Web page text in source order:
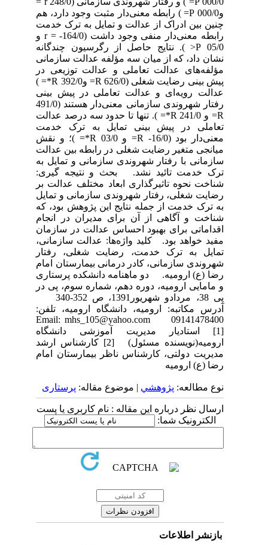
و000/0 P= ) رابطه معنی‌دار مثبت وجود دارد، هم
چنین بین ادراک از عدالت و تمایل به ترک خدمت
رابطه معنی‌دار منفی وجود داشت (164/0- = r و
05/0 P< ). نتایج حاصل از رگرسیون چندگانه
نشان داد، که از میان سه مؤلفه عدالت سازمانی
مؤلفه‌های عدالت تعاملی و عدالت توزیعی در
پیش بینی رضایت شغلی (626/0 R= و392/0 R*= )
عدالت رویه‌ای و عدالت تعاملی در پیش بینی
رفتار شهروندی سازمانی معنی‌دار هستند (491/0
R= و 241/0 R*= ). تنها تا حدود سه درصد عدالت
تعاملی در پیش بینی تمایل به ترک خدمت
معنی‌دار بود (16/0- R= و 03/0 R*= )؛ و نقش
میانجی متغیر رضایت شغلی در رابطه بین عدالت
سازمانی با رفتار شهروندی سازمانی و تمایل به
ترک خدمت تائید نشد. بحث و نتیجه گیری:
شناخت نحوه تاثیرگذاری ابعاد مختلف عدالت بر
رضایت شغلی، رفتار شهروندی سازمانی و تمایل
به ترک خدمت از جمله نتایج این پژوهش بود، که
شناخت و آگاهی از آن برای مدیران در انجام
اقداماتی برای بهبود احساس عدالت در سازمان
مفید خواهد بود. کلید واژه‌ها: عدالت سازمانی،
تمایل به ترک خدمت، رضایت شغلی، رفتار
شهروندی سازمانی، کادر درمانی بیمارستان امام
رضا (ع) ارومیه. دو ماهنامه دانشکده پرستاری
و مامایی ارومیه، دوره دهم، شماره سوم، پی در
پی 38، مردادو شهریور1391، ص 352-340
آدرس مکاتبه: ارومیه، دانشگاه ارومیه، تلفن:
09141478400 Email: mhs_105@yahoo.com
[1] استادیار مدیریت آموزشی دانشگاه
ارومیه(نویسنده مسئول) [2] کارشناس ارشد
مدیریت دولتی، کارشناس ناظر بیمارستان امام
رضا (ع) ارومیه
نوع مطالعه:پژوهشي| موضوع مقاله:پرستاری
ارسال نظر درباره این مقاله : نام کاربری یا پست
الکترونیک شما:
بازنشر اطلاعات